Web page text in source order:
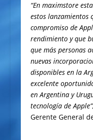
“En maximstore
estos lanzamientos
compromiso de
rendimiento y que
que más personas
nuevas
disponibles en la
excelente
en Argentina y
tecnología de Apple”,
Gerente General